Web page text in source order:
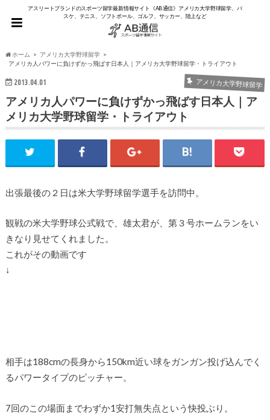
アスリートブランドのスポーツ留学最新情報サイト《AB通信》アメリカ大学野球留学、バ
スケ、テニス、ソフトボール、ゴルフ、サッカー、陸上など
ホーム
アメリカ大学野球留学
アメリカ人パワーに負けずかっ飛ばす日本人｜アメリカ大学野球留学・トライアウト
2013.04.01 アメリカ大学野球留学
アメリカ人パワーに負けずかっ飛ばす日本人｜ア
メリカ大学野球留学・トライアウト
出張最後の２日は米大学野球留学選手を訪問中。
観戦の米大学野球公式戦で、雄太君が、第３号ホームランをい
きなり見せてくれました。
これがその動画です
↓
相手は188cmの長身から150km近い球をガンガン投げ込んでく
るパワータイプのピッチャー。
7回のこの場面までわずか1安打無失点という快投ぶり。